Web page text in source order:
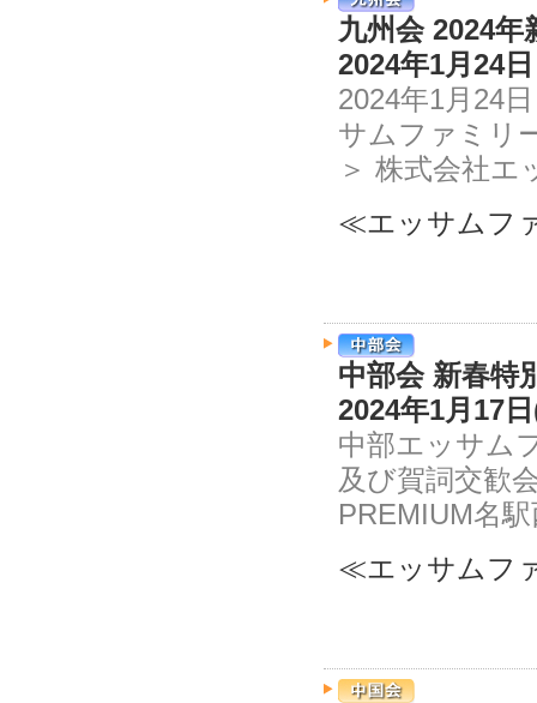
九州会 2024年
2024年1月24
2024年1月24
サムファミリ
＞ 株式会社
≪エッサムフ
中部会 新春特
2024年1月17
中部エッサム
及び賀詞交歓
PREMIUM名
≪エッサムフ